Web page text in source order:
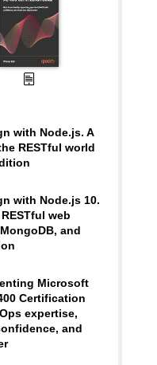
with Node.js. A
RESTful world
with Node.js 10.
web
and
Microsoft
Certification
expertise,
and